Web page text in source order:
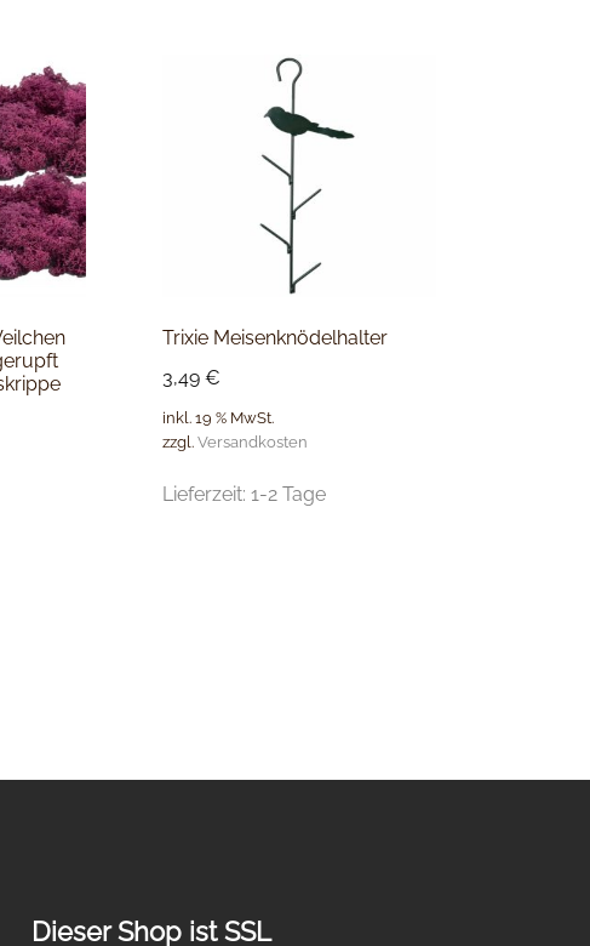
Trixie Meisenknödelhalter
3,49 €
inkl. 19 % MwSt.
zzgl. Versandkosten
Lieferzeit: 1-2 Tage
Dieser Shop ist SSL